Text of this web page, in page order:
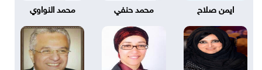
ايمن صلاح محمد حنفي محمد النواوي